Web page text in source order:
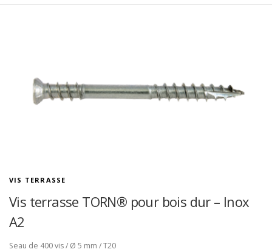
VIS TERRASSE
Vis terrasse TORN® pour bois dur – Inox
A2
Seau de 400 vis / Ø 5 mm / T20